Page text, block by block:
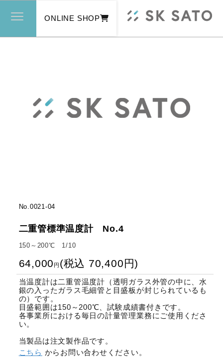
ONLINE SHOP
No.0021-04
二重管標準温度計 No.4
150～200℃ 1/10
64,000 円 (税込 70,400 円)
当温度計は二重管温度計（透明ガラス外管の中に、水
銀の入ったガラス毛細管と目盛板が封じられているも
の）です。
目盛範囲は150～200℃、試験成績書付きです。
各事業所における毎日の計量管理業務にご使用くださ
い。
当製品は注文製作品です。
こちら からお問い合わせください。